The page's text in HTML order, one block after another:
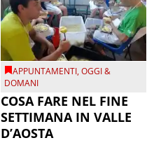
APPUNTAMENTI,OGGI &
DOMANI
COSA FARE NEL FINE
SETTIMANA IN VALLE
D’AOSTA